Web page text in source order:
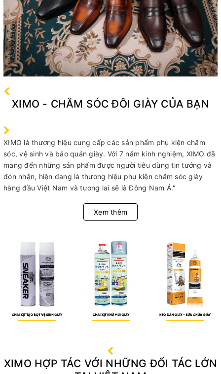
XIMO - CHĂM SÓC ĐÔI GIÀY CỦA BẠN
XIMO là thương hiệu cung cấp các sản phẩm phụ kiện chăm
sóc, vệ sinh và bảo quản giày. Với 7 năm kinh nghiệm, XIMO đã
mang đến những sản phẩm được người tiêu dùng tin tưởng và
đón nhận, hiện đang là thương hiệu phụ kiện chăm sóc giày
hàng đầu Việt Nam và tương lai sẽ là Đông Nam Á."
Xem thêm
XIMO HỢP TÁC VỚI NHỮNG ĐỐI TÁC LỚN